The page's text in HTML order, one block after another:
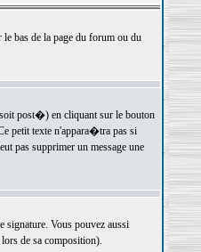
bas de la page du forum ou du
post�) en cliquant sur le bouton
petit texte n'appara�tra pas si
pas supprimer un message une
signature. Vous pouvez aussi
de sa composition).